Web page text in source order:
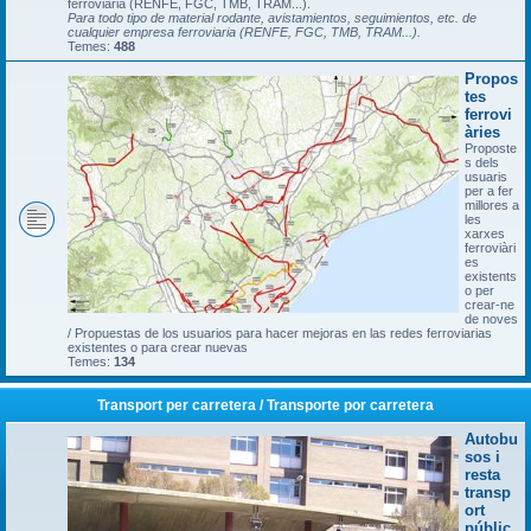
ferroviària (RENFE, FGC, TMB, TRAM...).
Para todo tipo de material rodante, avistamientos, seguimientos, etc. de
cualquier empresa ferroviaria (RENFE, FGC, TMB, TRAM...).
Temes: 488
Propos
tes
ferrovi
àries
Proposte
s dels
usuaris
per a fer
millores a
les
xarxes
ferroviàri
es
existents
o per
crear-ne
de noves
/ Propuestas de los usuarios para hacer mejoras en las redes ferroviarias
existentes o para crear nuevas
Temes: 134
Transport per carretera / Transporte por carretera
Autobu
sos i
resta
transp
ort